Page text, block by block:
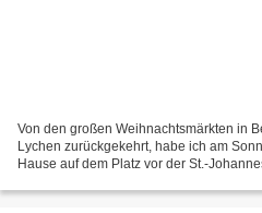
Von den großen Weihnachtsmärkten in
Lychen zurückgekehrt, habe ich am
Hause auf dem Platz vor der St.-